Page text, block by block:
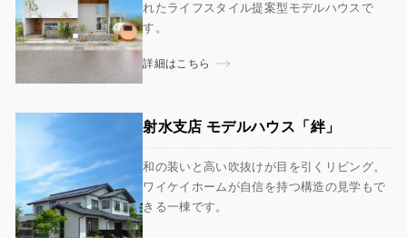
れたライフスタイル提案型モデルハウスで
す。
詳細はこちら
射水支店​ モデルハウス「絆」
和の装いと高い吹抜けが目を引くリビング。
ワイケイホームが自信を持つ構造の見学もで
きる一棟です。